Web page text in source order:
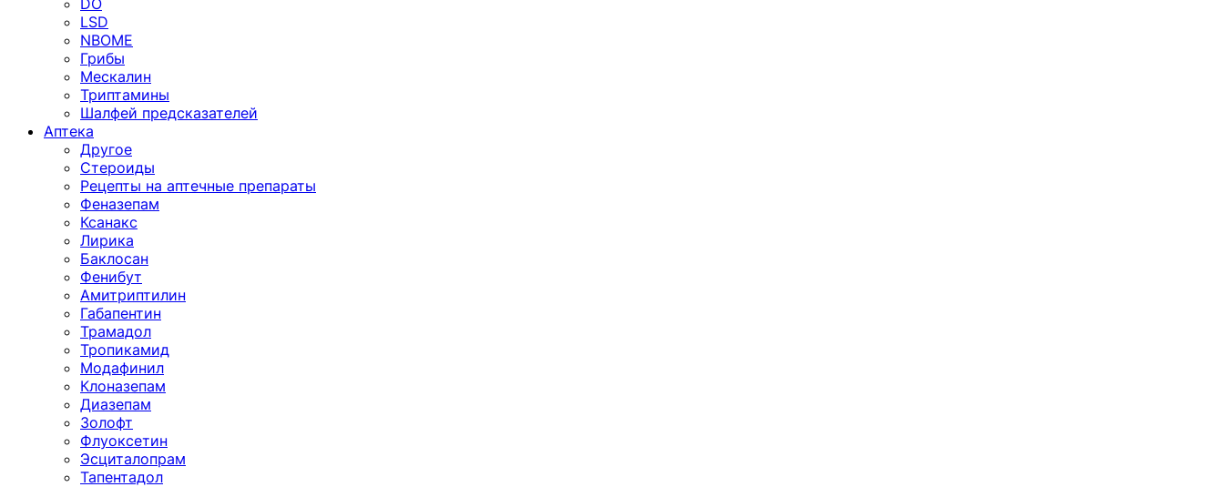
DO
LSD
NBOME
Грибы
Мескалин
Триптамины
Шалфей предсказателей
Аптека
Другое
Стероиды
Рецепты на аптечные препараты
Феназепам
Ксанакс
Лирика
Баклосан
Фенибут
Амитриптилин
Габапентин
Трамадол
Тропикамид
Модафинил
Клоназепам
Диазепам
Золофт
Флуоксетин
Эсциталопрам
Тапентадол